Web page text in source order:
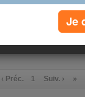
‹ Préc. 1 Suiv. › »
Je